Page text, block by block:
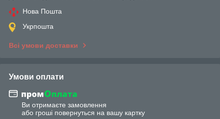
Нова Пошта
Укрпошта
Всі умови доставки
Умови оплати
Ви отримаєте замовлення
або гроші повернуться на вашу картку